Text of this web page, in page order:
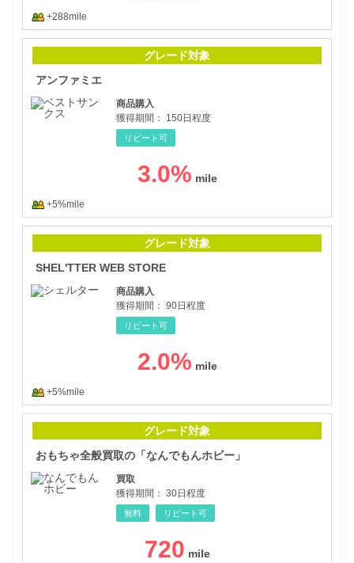
+288mile
グレード対象
アンファミエ
商品購入
獲得期間：
150日程度
リピート可
3.0%
+5%mile
グレード対象
SHEL'TTER WEB STORE
商品購入
獲得期間： 90日程度
リピート可
2.0%
+5%mile
グレード対象
おもちゃ全般買取の「なんでもんホビー」
買取
獲得期間： 30日程度
無料 リピート可
720